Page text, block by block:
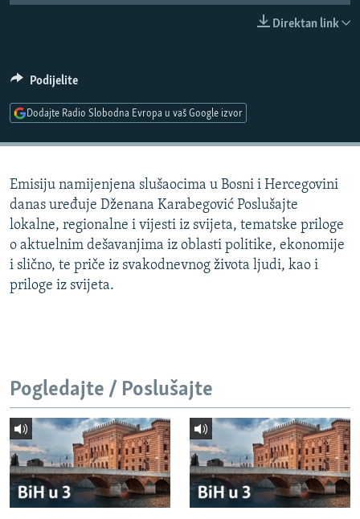
SPECIJALI RSE
VIŠE OD NASLOVA
TV LIBERTY
POST SCRIPTUM
MOJA EVROPA
TRI DECENIJE OD RATA U BIH
PRATITE NAS
Sve RFE/RL stranice
Direktan link
Podijelite
Dodajte Radio Slobodna Evropa u vaš Google izvor
Emisiju namijenjena slušaocima u Bosni i Hercegovini
danas uređuje Dženana Karabegović Poslušajte
lokalne, regionalne i vijesti iz svijeta, tematske priloge
o aktuelnim dešavanjima iz oblasti politike, ekonomije
i slično, te priče iz svakodnevnog života ljudi, kao i
priloge iz svijeta.
Pogledajte / Poslušajte